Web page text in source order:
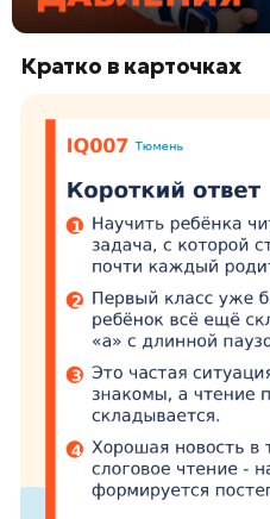
Кратко в карточках